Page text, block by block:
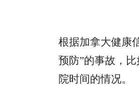
根据加拿大健康
预防”的事故，
院时间的情况。